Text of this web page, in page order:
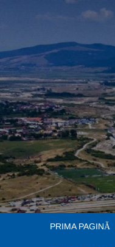
PRIMA PAGINĂ